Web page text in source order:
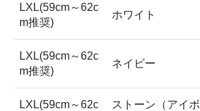
LXL(59cm～62c
m推奨)
ホワイト
LXL(59cm～62c
m推奨)
ネイビー
LXL(59cm～62c
ストーン（アイボ